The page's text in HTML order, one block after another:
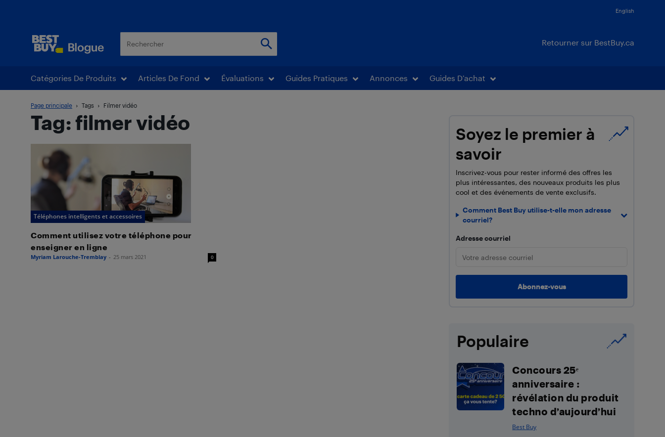
English
Retourner sur BestBuy.ca
Catégories De Produits Articles De Fond Évaluations Guides Pratiques Annonces Guides D’achat
Page principale Tags Filmer vidéo
Tag: filmer vidéo
Téléphones intelligents et accessoires
Comment utilisez votre téléphone pour
enseigner en ligne
Myriam Larouche-Tremblay - 25 mars 2021 0
Soyez le premier à
savoir
Inscrivez-vous pour rester informé des offres les
plus intéressantes, des nouveaux produits les plus
cool et des événements de vente exclusifs.
Comment Best Buy utilise-t-elle mon adresse
courriel?
Adresse courriel
Populaire
Concours 25ᵉ
anniversaire :
révélation du produit
techno d’aujourd’hui
Best Buy